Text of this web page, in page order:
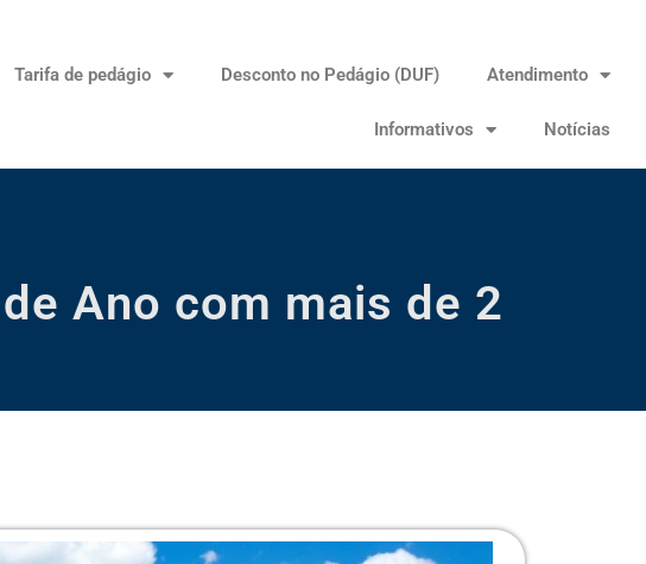
Tarifa de pedágio Desconto no Pedágio (DUF) Atendimento
Informativos Notícias
Ano com mais de 2